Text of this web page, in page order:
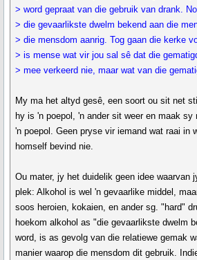
> word gepraat van die gebruik van drank.
> die gevaarlikste dwelm bekend aan die
> die mensdom aanrig. Tog gaan die kerke
> is mense wat vir jou sal sê dat die
> mee verkeerd nie, maar wat van die
My ma het altyd gesê, een soort ou sit net
hy is 'n poepol, 'n ander sit weer en maak
'n poepol. Geen pryse vir iemand wat raai in
homself bevind nie.
Ou mater, jy het duidelik geen idee waarvan
plek: Alkohol is wel 'n gevaarlike middel,
soos heroien, kokaien, en ander sg. "hard"
hoekom alkohol as "die gevaarlikste dwelm
word, is as gevolg van die relatiewe gemak
manier waarop die mensdom dit gebruik.